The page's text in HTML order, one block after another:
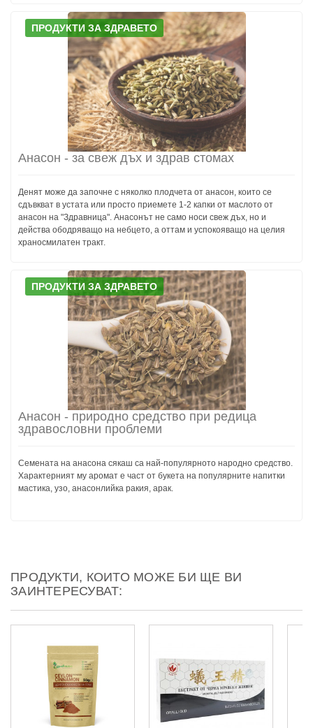
ПРОДУКТИ ЗА ЗДРАВЕТО
Анасон - за свеж дъх и здрав стомах
Денят може да започне с няколко плодчета от анасон, които се
сдъвкват в устата или просто приемете 1-2 капки от маслото от
анасон на "Здравница". Анасонът не само носи свеж дъх, но и
действа ободряващо на небцето, а оттам и успокояващо на целия
храносмилатен тракт.
ПРОДУКТИ ЗА ЗДРАВЕТО
Анасон - природно средство при редица
здравословни проблеми
Семената на анасона сякаш са най-популярното народно средство.
Характерният му аромат е част от букета на популярните напитки
мастика, узо, анасонлийка ракия, арак.
ПРОДУКТИ, КОИТО МОЖЕ БИ ЩЕ ВИ
ЗАИНТЕРЕСУВАТ: